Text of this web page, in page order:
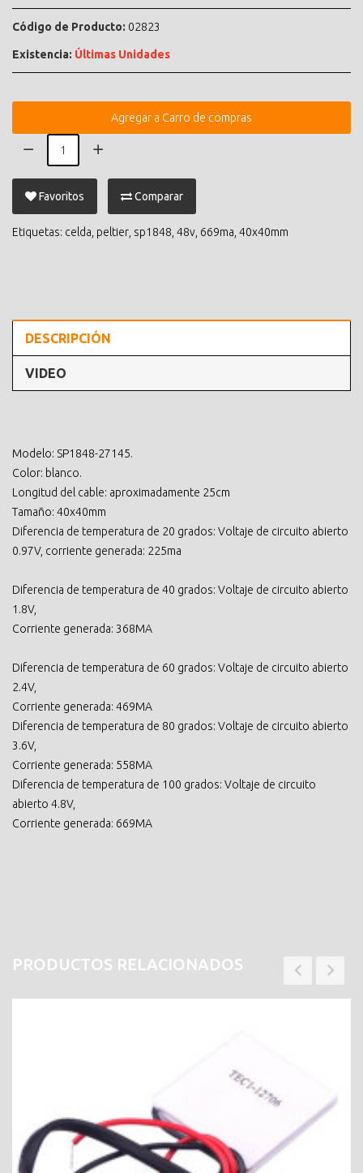
Código de Producto: 02823
Existencia: Últimas Unidades
Agregar a Carro de compras
Favoritos Comparar
Etiquetas: celda peltier sp1848 48v 669ma 40x40mm
DESCRIPCIÓN
VIDEO
Modelo: SP1848-27145.
Color: blanco.
Longitud del cable: aproximadamente 25cm
Tamaño: 40x40mm
Diferencia de temperatura de 20 grados: Voltaje de circuito abierto
0.97V, corriente generada: 225ma
Diferencia de temperatura de 40 grados: Voltaje de circuito abierto
1.8V,
Corriente generada: 368MA
Diferencia de temperatura de 60 grados: Voltaje de circuito abierto
2.4V,
Corriente generada: 469MA
Diferencia de temperatura de 80 grados: Voltaje de circuito abierto
3.6V,
Corriente generada: 558MA
Diferencia de temperatura de 100 grados: Voltaje de circuito
abierto 4.8V,
Corriente generada: 669MA
PRODUCTOS RELACIONADOS